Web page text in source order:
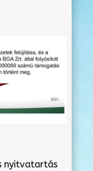
nyitvatartás